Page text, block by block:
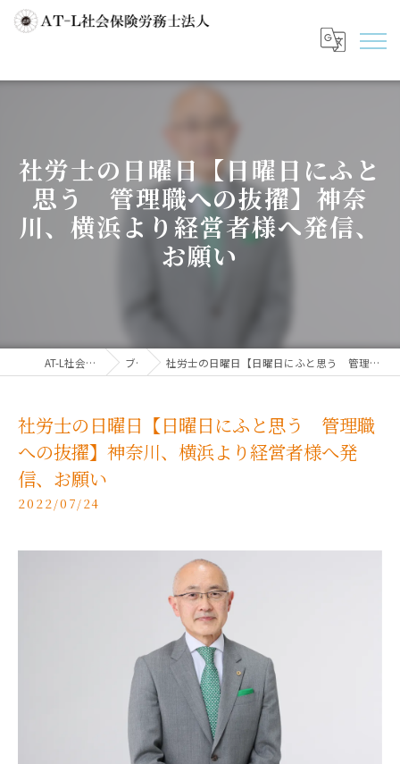
社労士の日曜日【日曜日にふと
思う 管理職への抜擢】神奈
川、横浜より経営者様へ発信、
お願い
AT-L社会保険労務士法人 ブログ 社労士の日曜日【日曜日にふと思う 管理職への抜擢】神奈川、横浜より経営者様へ発信、お願い
社労士の日曜日【日曜日にふと思う 管理職
への抜擢】神奈川、横浜より経営者様へ発
信、お願い
2022/07/24